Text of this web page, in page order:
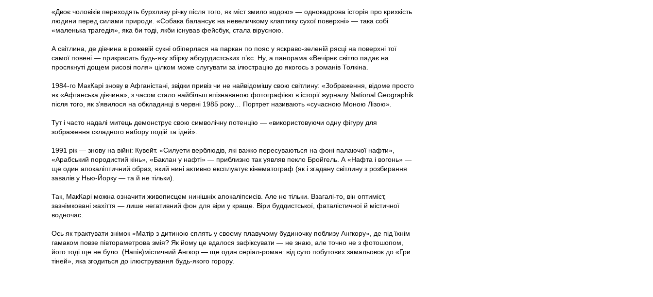
«Двоє чоловіків переходять бурхливу річку після того, як міст змило водою» — однокадрова історія про крихкість
людини перед силами природи. «Собака балансує на невеличкому клаптику сухої поверхні» — така собі
«маленька трагедія», яка би тоді, якби існував фейсбук, стала вірусною.
А світлина, де дівчина в рожевій сукні обіперлася на паркан по пояс у яскраво-зеленій рясці на поверхні тої
самої повені — прикрасить будь-яку збірку абсурдистських п’єс. Ну, а панорама «Вечірнє світло падає на
просякнуті дощем рисові поля» цілком може слугувати за ілюстрацію до якогось з романів Толкіна.
1984-го МакКарі знову в Афганістані, звідки привіз чи не найвідомішу свою світлину: «Зображення, відоме просто
як «Афганська дівчина», з часом стало найбільш впізнаваною фотографією в історії журналу National Geographik
після того, як з’явилося на обкладинці в червні 1985 року… Портрет називають «сучасною Моною Лізою».
Тут і часто надалі митець демонструє свою символічну потенцію — «використовуючи одну фігуру для
зображення складного набору подій та ідей».
1991 рік — знову на війні: Кувейт. «Силуети верблюдів, які важко пересуваються на фоні палаючої нафти»,
«Арабський породистий кінь», «Баклан у нафті» — приблизно так уявляв пекло Бройгель. А «Нафта і вогонь» —
ще один апокаліптичний образ, який нині активно експлуатує кінематограф (як і згадану світлину з розбирання
завалів у Нью-Йорку — та й не тільки).
Так, МакКарі можна означити живописцем нинішніх апокаліпсисів. Але не тільки. Взагалі-то, він оптиміст,
зазнімковані жахіття — лише негативний фон для віри у краще. Віри буддистської, фаталістичної й містичної
водночас.
Ось як трактувати знімок «Матір з дитиною сплять у своєму плавучому будиночку поблизу Ангкору», де під їхнім
гамаком повзе півтораметрова змія? Як йому це вдалося зафіксувати — не знаю, але точно не з фотошопом,
його тоді ще не було. (Напів)містичний Ангкор — ще один серіал-роман: від суто побутових замальовок до «Гри
тіней», яка згодиться до ілюстрування будь-якого горору.